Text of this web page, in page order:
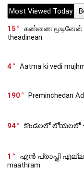
Most Viewed Today
15
கண்ணை மூடினேன்
theadinean
4 Aatma ki vedi
190 Preminchedan
94 కొండలలో లోయలలో –
1
എൻ പ്രാപ്തി എല്ലാം
maathram